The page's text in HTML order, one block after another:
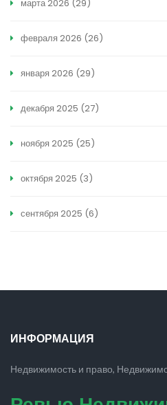
марта 2026 (29)
февраля 2026 (26)
января 2026 (29)
декабря 2025 (27)
ноября 2025 (25)
октября 2025 (3)
сентября 2025 (6)
ИНФОРМАЦИЯ
Недвижимость и право,